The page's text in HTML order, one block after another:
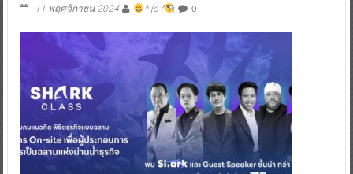
11 พฤศจิกายน 2024 ^ jo ^ 0